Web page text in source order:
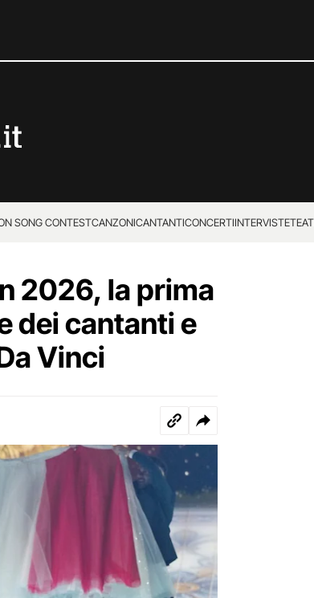
SONG CONTESTCANZONICANTANTICONCERTIINTERVISTE
2026, la prima
dei cantanti e
Vinci